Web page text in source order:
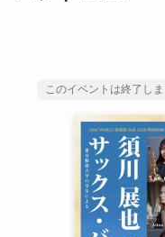
このイベントは終了し